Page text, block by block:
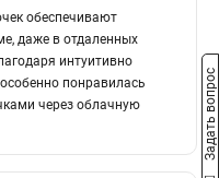
обеспечивают
даже в отдаленных
интуитивно
понравилась
через облачную
Задать вопрос